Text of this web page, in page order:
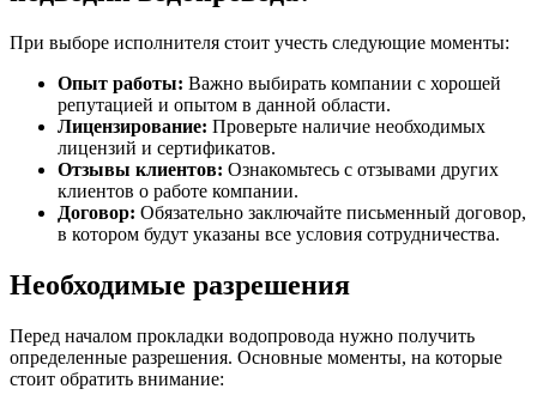
При выборе исполнителя стоит учесть следующие моменты:
Опыт работы: Важно выбирать компании с хорошей
репутацией и опытом в данной области.
Лицензирование: Проверьте наличие необходимых
лицензий и сертификатов.
Отзывы клиентов: Ознакомьтесь с отзывами других
клиентов о работе компании.
Договор: Обязательно заключайте письменный договор,
в котором будут указаны все условия сотрудничества.
Необходимые разрешения
Перед началом прокладки водопровода нужно получить
определенные разрешения. Основные моменты, на которые
стоит обратить внимание: